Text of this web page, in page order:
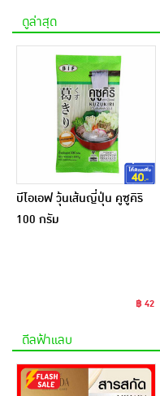
ดูล่าสุด
บีไอเอฟ วุ้นเส้นญี่ปุ่น คูซูคิริ
100 กรัม
฿ 42
ดีลฟ้าแลบ